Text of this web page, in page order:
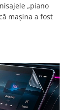
„piano
mașina a fost